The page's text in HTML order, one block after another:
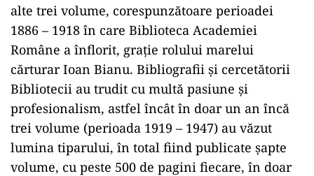
alte trei volume, corespunzătoare perioadei
1886 – 1918 în care Biblioteca Academiei
Române a înflorit, graţie rolului marelui
cărturar Ioan Bianu. Bibliografii şi cercetătorii
Bibliotecii au trudit cu multă pasiune şi
profesionalism, astfel încât în doar un an încă
trei volume (perioada 1919 – 1947) au văzut
lumina tiparului, în total fiind publicate şapte
volume, cu peste 500 de pagini fiecare, în doar